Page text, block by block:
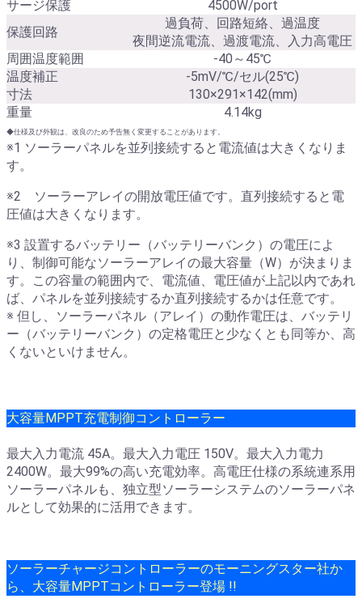
サージ保護
4500W/port
保護回路
過負荷、回路短絡、過温度
夜間逆流電流、過渡電流、入力高電圧
周囲温度範囲
-40～45℃
温度補正
-5mV/℃/セル(25℃)
寸法
130×291×142(mm)
重量
4.14kg
◆仕様及び外観は、改良のため予告無く変更することがあります。
※1 ソーラーパネルを並列接続すると電流値は大きくなりま
す。
※2 ソーラーアレイの開放電圧値です。直列接続すると電
圧値は大きくなります。
※3 設置するバッテリー（バッテリーバンク）の電圧によ
り、制御可能なソーラーアレイの最大容量（W）が決まりま
す。この容量の範囲内で、電流値、電圧値が上記以内であれ
ば、パネルを並列接続するか直列接続するかは任意です。
※ 但し、ソーラーパネル（アレイ）の動作電圧は、バッテリ
ー（バッテリーバンク）の定格電圧と少なくとも同等か、高
くないといけません。
大容量MPPT充電制御コントローラー
最大入力電流 45A。最大入力電圧 150V。最大入力電力
2400W。最大99%の高い充電効率。高電圧仕様の系統連系用
ソーラーパネルも、独立型ソーラーシステムのソーラーパネ
ルとして効果的に活用できます。
ソーラーチャージコントローラーのモーニングスター社か
ら、大容量MPPTコントローラー登場 !!